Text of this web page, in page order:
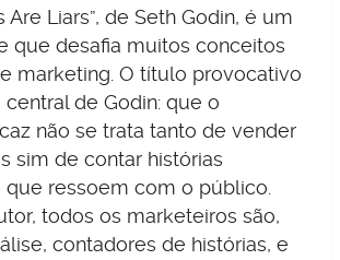
Are Liars”, de Seth Godin, é um
que desafia muitos conceitos
marketing. O título provocativo
de Godin: que o
não se trata tanto de vender
sim de contar histórias
ressoem com o público.
todos os marketeiros são,
contadores de histórias, e